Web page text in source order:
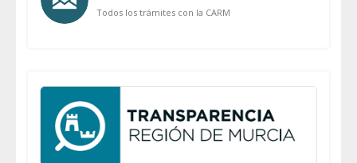
Todos los trámites con la CARM